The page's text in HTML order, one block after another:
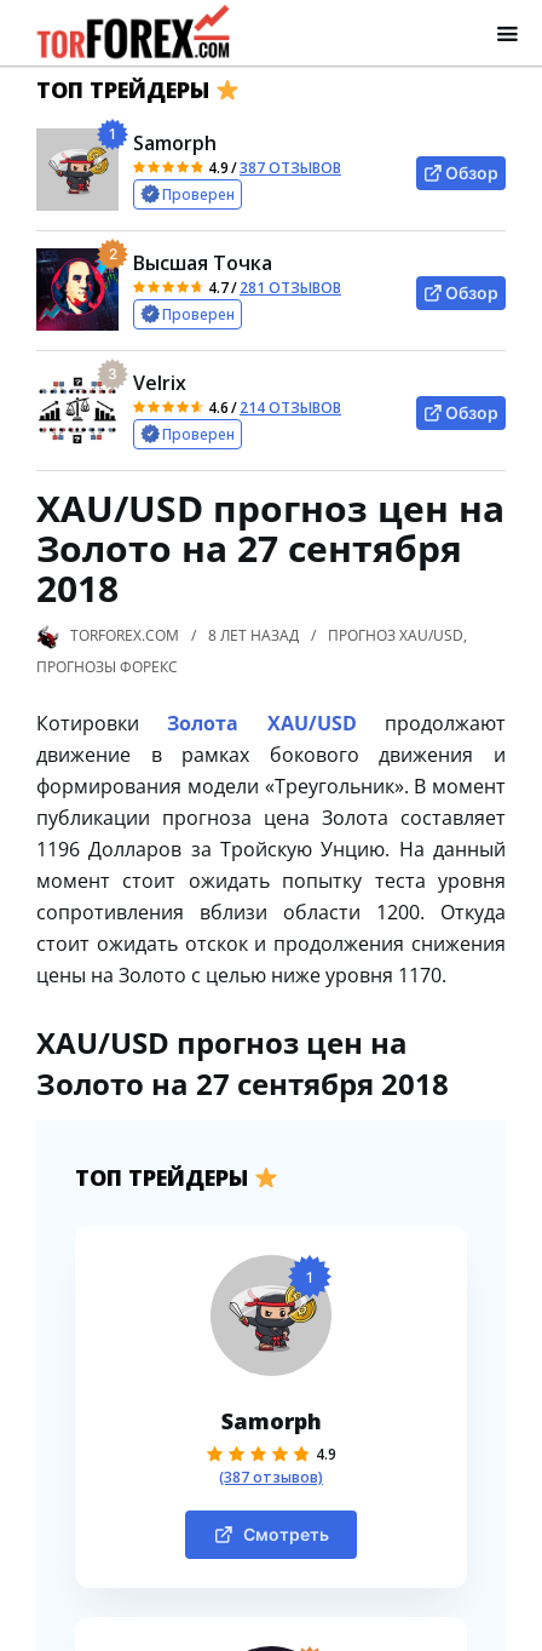
ТОП ТРЕЙДЕРЫ
1 Samorph
4.9/387 ОТЗЫВОВ
Проверен
Обзор
2 Высшая Точка
4.7/281 ОТЗЫВОВ
Проверен
Обзор
3 Velrix
4.6/214 ОТЗЫВОВ
Проверен
Обзор
XAU/USD прогноз цен на
Золото на 27 сентября
2018
TORFOREX.COM 8 ЛЕТ НАЗАД ПРОГНОЗ XAU/USD,
ПРОГНОЗЫ ФОРЕКС
КотировкиЗолота XAU/USD продолжают
движение в рамках бокового движения и
формирования модели «Треугольник». В момент
публикации прогноза цена Золота составляет
1196 Долларов за Тройскую Унцию. На данный
момент стоит ожидать попытку теста уровня
сопротивления вблизи области 1200. Откуда
стоит ожидать отскок и продолжения снижения
цены на Золото с целью ниже уровня 1170.
XAU/USD прогноз цен на
Золото на 27 сентября 2018
ТОП ТРЕЙДЕРЫ
1
Samorph
4.9
(387 отзывов)
Смотреть